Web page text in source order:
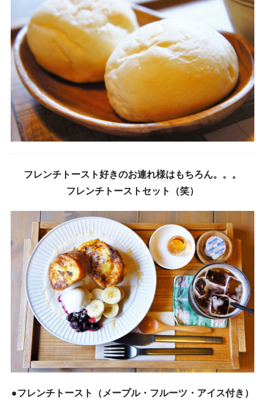
フレンチトースト好きのお連れ様はもちろん。。。
フレンチトーストセット（笑）
●フレンチトースト（メープル・フルーツ・アイス付き）